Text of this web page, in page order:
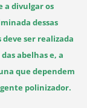
a divulgar os
dessas
ser realizada
abelhas e, a
que dependem
polinizador.